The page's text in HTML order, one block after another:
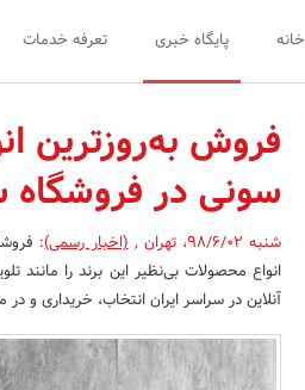
خانه پایگاه خبری تعرفه خدمات
فروش به‌روزترین
سونی در فروشگاه
شنبه 98/6/02 ،تهران ,(اخبار رسمی):
انواع محصولات بی‌نظیر این برند را
آنلاین در سراسر ایران انتخاب، خریداری و